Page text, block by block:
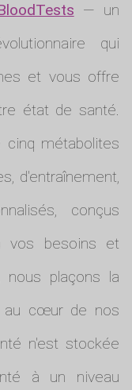
— un
qui
et vous offre
état de santé.
cinq métabolites
d'entraînement,
conçus
vos besoins et
nous plaçons la
au cœur de nos
n'est stockée
à un niveau